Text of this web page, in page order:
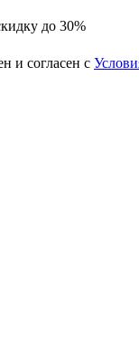
до 30%
и согласен с